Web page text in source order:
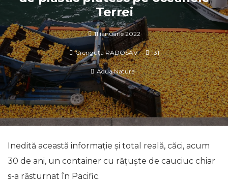
Terrei
11 ianuarie 2022
Crenguța RADOSAV 131
Aqua Natura
Inedită această informație și total reală, căci, acum
30 de ani, un container cu rățuște de cauciuc chiar
s-a răsturnat în Pacific.